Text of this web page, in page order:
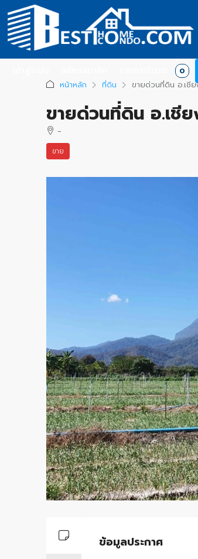
0
หน้าหลัก ที่ดิน ขายด่วนที่ดิน อ.เชี
ขายด่วนที่ดิน อ.เชี
-
ขาย
ข้อมูลประกาศ